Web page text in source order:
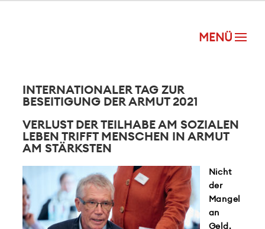
INTERNATIONALER TAG ZUR
BESEITIGUNG DER ARMUT 2021
VERLUST DER TEILHABE AM SOZIALEN
LEBEN TRIFFT MENSCHEN IN ARMUT
AM STÄRKSTEN
Nicht
der
Mangel
an
Geld,